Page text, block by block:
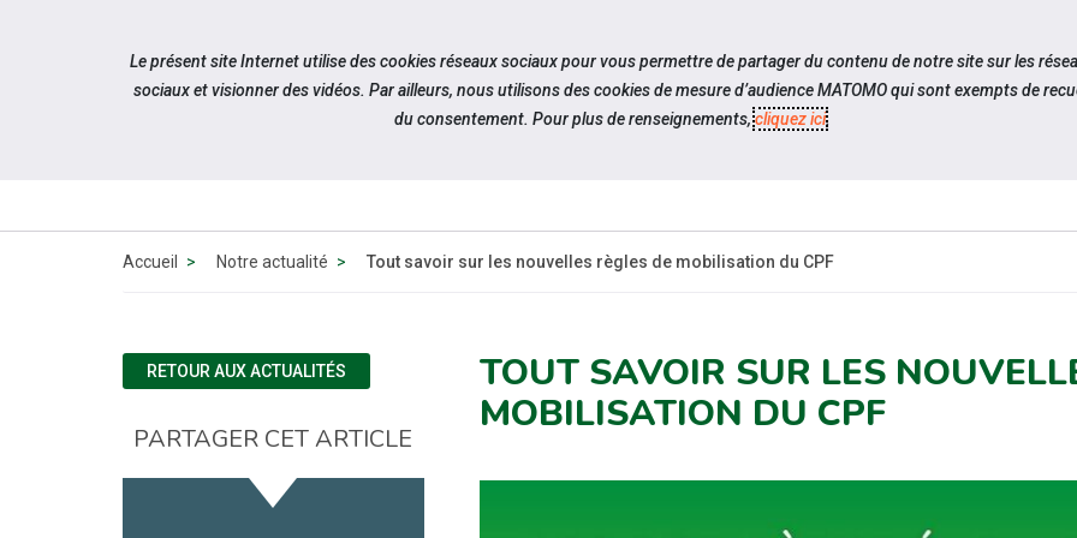
Aller au contenu
QUI SOMMES-
Accueil Notre actualité Tout savoir sur les nouvelles règles de mobilisation du CPF
TOUT SAVOIR SUR LES
MOBILISATION DU CPF
RETOUR AUX ACTUALITÉS
PARTAGER CET ARTICLE
Le présent site Internet utilise des cookies réseaux sociaux pour vous permettre de partager du contenu de notre site sur les
sociaux et visionner des vidéos. Par ailleurs, nous utilisons des cookies de mesure d’audience MATOMO qui sont exempts de
du consentement. Pour plus de renseignements,cliquez ici.